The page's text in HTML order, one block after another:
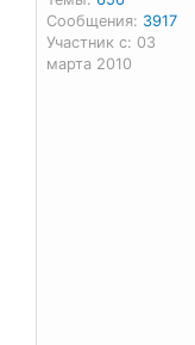
Сообщения: 3917
Участник с: 03
марта 2010